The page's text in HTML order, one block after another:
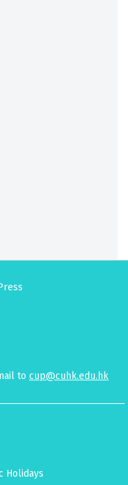
to cup@cuhk.edu.hk
Holidays